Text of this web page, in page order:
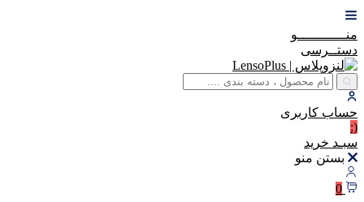
منــــــــــــو
دستــرسی
حساب کاربری
(:
سبـد خرید
بستن منو
0